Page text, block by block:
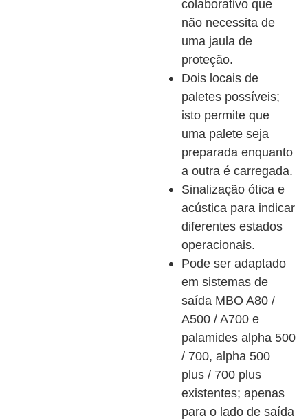
colaborativo que
não necessita de
uma jaula de
proteção.
Dois locais de
paletes possíveis;
isto permite que
uma palete seja
preparada enquanto
a outra é carregada.
Sinalização ótica e
acústica para indicar
diferentes estados
operacionais.
Pode ser adaptado
em sistemas de
saída MBO A80 /
A500 / A700 e
palamides alpha 500
/ 700, alpha 500
plus / 700 plus
existentes; apenas
para o lado de saída